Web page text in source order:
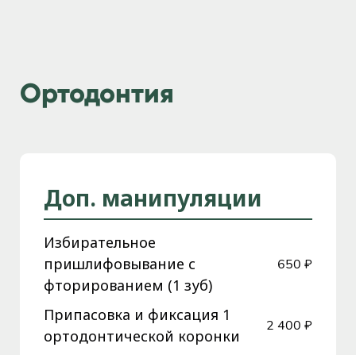
Ортодонтия
Доп. манипуляции
Избирательное
пришлифовывание с
фторированием (1 зуб)
650 ₽
Припасовка и фиксация 1
ортодонтической коронки
2 400 ₽